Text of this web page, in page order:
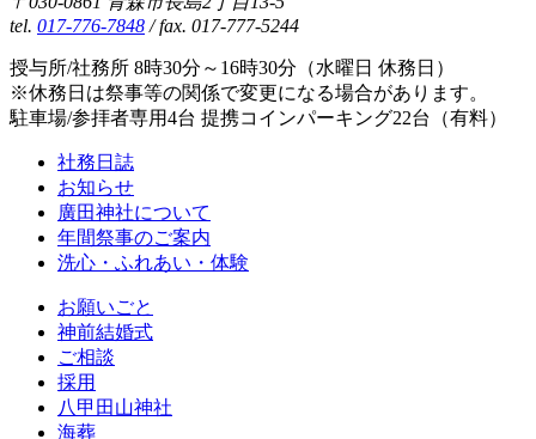
tel. 017-776-7848 / fax. 017-777-5244
授与所/社務所 8時30分～16時30分（水曜日 休務日）
※休務日は祭事等の関係で変更になる場合があります。
駐車場/参拝者専用4台 提携コインパーキング22台（有料）
社務日誌
お知らせ
廣田神社について
年間祭事のご案内
洗心・ふれあい・体験
お願いごと
神前結婚式
ご相談
採用
八甲田山神社
海葬